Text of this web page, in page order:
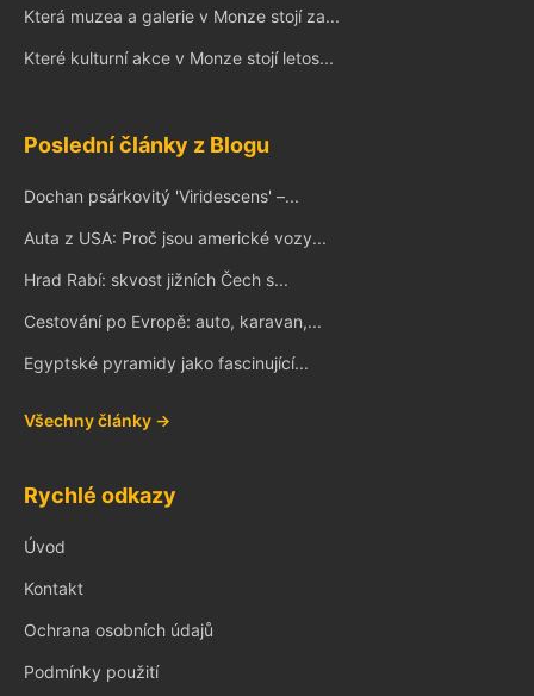
Která muzea a galerie v Monze stojí za...
Které kulturní akce v Monze stojí letos...
Poslední články z Blogu
Dochan psárkovitý 'Viridescens' –...
Auta z USA: Proč jsou americké vozy...
Hrad Rabí: skvost jižních Čech s...
Cestování po Evropě: auto, karavan,...
Egyptské pyramidy jako fascinující...
Všechny články →
Rychlé odkazy
Úvod
Kontakt
Ochrana osobních údajů
Podmínky použití